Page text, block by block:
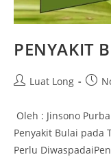
PENYAKIT
Luat Long
Oleh : Jinsono
Penyakit Bulai pada
Perlu